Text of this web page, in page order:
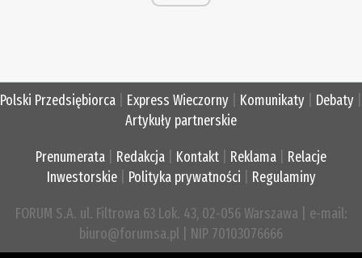
Polski Przedsiębiorca Express Wieczorny Komunikaty Debaty
Artykuły partnerskie
Prenumerata Redakcja Kontakt Reklama
Relacje
Inwestorskie| Polityka prywatności Regulaminy
FORUM S.A. ul. Filtrowa 63 Lok. 43, 02-056 Warszawa | e-mail:
biuro@forumsa.pl | NIP 70103076666